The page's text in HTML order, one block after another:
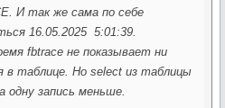
И так же сама по себе
16.05.2025 5:01:39.
fbtrace не показывает ни
в таблице. Но select из таблицы
одну запись меньше.